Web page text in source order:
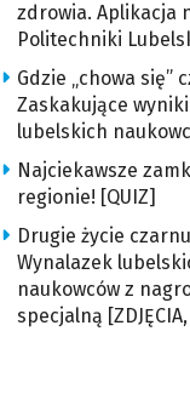
zdrowia. Aplikacja
Politechniki
Gdzie „chowa się”
Zaskakujące
lubelskich
Najciekawsze
regionie! [QUIZ]
Drugie życie
Wynalazek
naukowców z
specjalną [ZDJĘCIA,